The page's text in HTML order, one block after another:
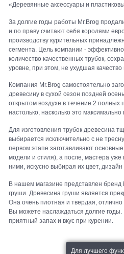
«Деревянные аксессуары и
За долгие годы работы Mr.Brog
и по праву считают себя королями
производству курительных
сегмента. Цель компании -
количество качественных трубок,
уровне, при этом, не ухудшая качество
Компания Mr.Brog самостоятельно
древесину в сухой сезон поздней
открытом воздухе в течение 2 полных
настолько, насколько это
Для изготовления трубок древесина
выбирается исключительно с не
первом этапе заготавливают
модели и стиля), а после, мастера
ними, искусно выбирая их цвет,
В нашем магазине представлен бренд
груши. Древесина груши является
Она очень плотная и твердая,
Вы можете наслаждаться долгие
приятный запах и вкус при курении.
Для лучшего